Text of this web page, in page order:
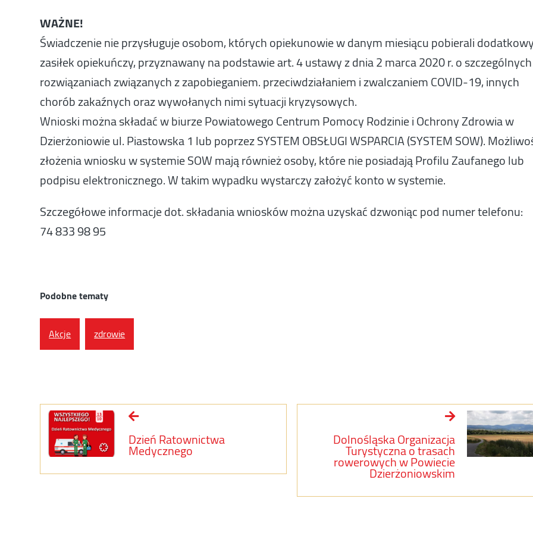
WAŻNE!
Świadczenie nie przysługuje osobom, których opiekunowie w danym miesiącu pobierali
zasiłek opiekuńczy, przyznawany na podstawie art. 4 ustawy z dnia 2 marca 2020 r. o szczególnych
rozwiązaniach związanych z zapobieganiem. przeciwdziałaniem i zwalczaniem COVID-19, innych
chorób zakaźnych oraz wywołanych nimi sytuacji kryzysowych.
Wnioski można składać w biurze Powiatowego Centrum Pomocy Rodzinie i Ochrony Zdrowia w
Dzierżoniowie ul. Piastowska 1 lub poprzez SYSTEM OBSŁUGI WSPARCIA (SYSTEM SOW).
złożenia wniosku w systemie SOW mają również osoby, które nie posiadają Profilu Zaufanego lub
podpisu elektronicznego. W takim wypadku wystarczy założyć konto w systemie.
Szczegółowe informacje dot. składania wniosków można uzyskać dzwoniąc pod numer telefonu:
74 833 98 95
Podobne tematy
Akcje zdrowie
Dzień Ratownictwa
Medycznego
Dolnośląska Organizacja
Turystyczna o trasach
rowerowych w Powiecie
Dzierżoniowskim